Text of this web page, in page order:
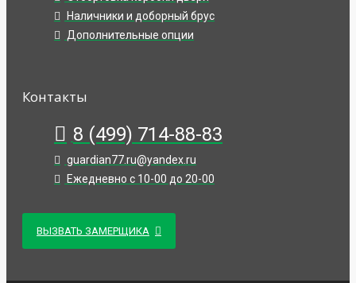
Наличники и доборный брус
Дополнительные опции
Контакты
8 (499) 714-88-83
guardian77.ru@yandex.ru
Ежедневно с 10-00 до 20-00
ВЫЗВАТЬ ЗАМЕРЩИКА